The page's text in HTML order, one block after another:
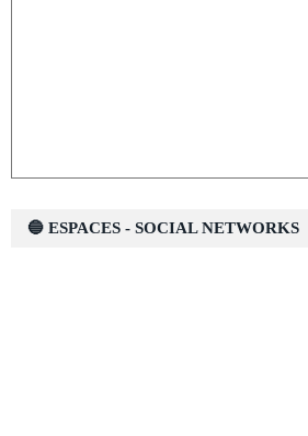
🔵 ESPACES - SOCIAL NETWORKS